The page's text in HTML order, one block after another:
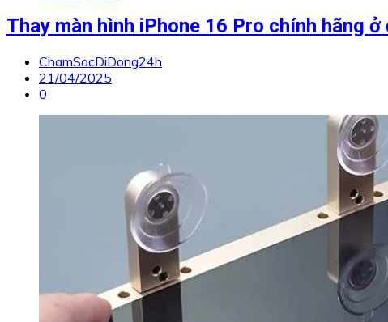
Thay màn hình iPhone 16 Pro chính hãng
ChamSocDiDong24h
21/04/2025
0